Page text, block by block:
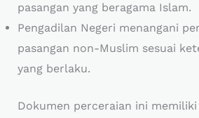
pasangan yang beragama Islam.
Pengadilan Negeri menangani
pasangan non-Muslim sesuai
yang berlaku.
Dokumen perceraian ini